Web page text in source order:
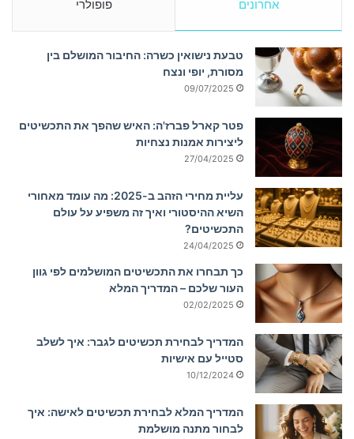
אחרונים פופולרי
טבעת נישואין כשרה: החיבור המושלם בין
מסורת, יופי ונצח
09/07/2025
פטר קארל פברז'ה: האיש שהפך את התכשיטים
ליצירות אמנות נצחיות
27/04/2025
עליית מחירי הזהב ב-2025: מה עומד מאחורי
השיא ההיסטורי ואיך זה משפיע על עולם
התכשיטים?
24/04/2025
כך תבחרו את התכשיטים המושלמים לפי גוון
העור שלכם – המדריך המלא
02/02/2025
המדריך לבחירת תכשיטים לגבר: איך לשלב
סטייל עם אישיות
10/12/2024
המדריך המלא לבחירת תכשיטים לאישה: איך
לבחור מתנה מושלמת